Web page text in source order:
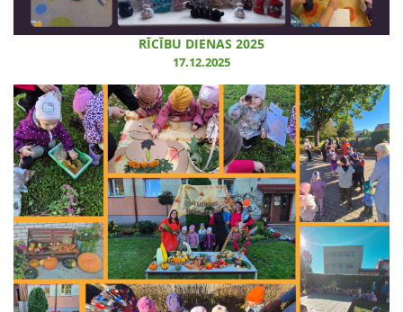
RĪCĪBU DIENAS 2025
17.12.2025